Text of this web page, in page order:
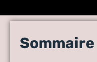
Guide
Sommaire